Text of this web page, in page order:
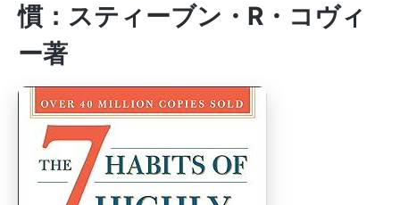
慣：スティーブン・R・コヴィ
ー著